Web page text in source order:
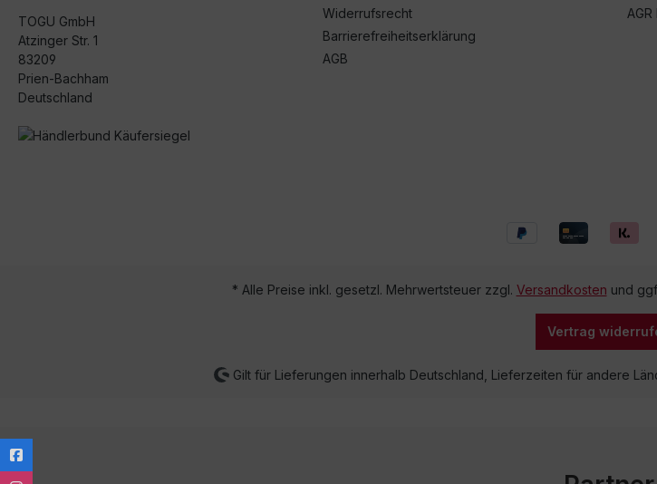
TOGU GmbH
Atzinger Str. 1
83209
Prien-Bachham
Deutschland
Widerrufsrecht
Barrierefreiheitserklärung
AGB
AGR
* Alle Preise inkl. gesetzl. Mehrwertsteuer zzgl. Versandkosten und
Vertrag
Gilt für Lieferungen innerhalb Deutschland, Lieferzeiten für andere